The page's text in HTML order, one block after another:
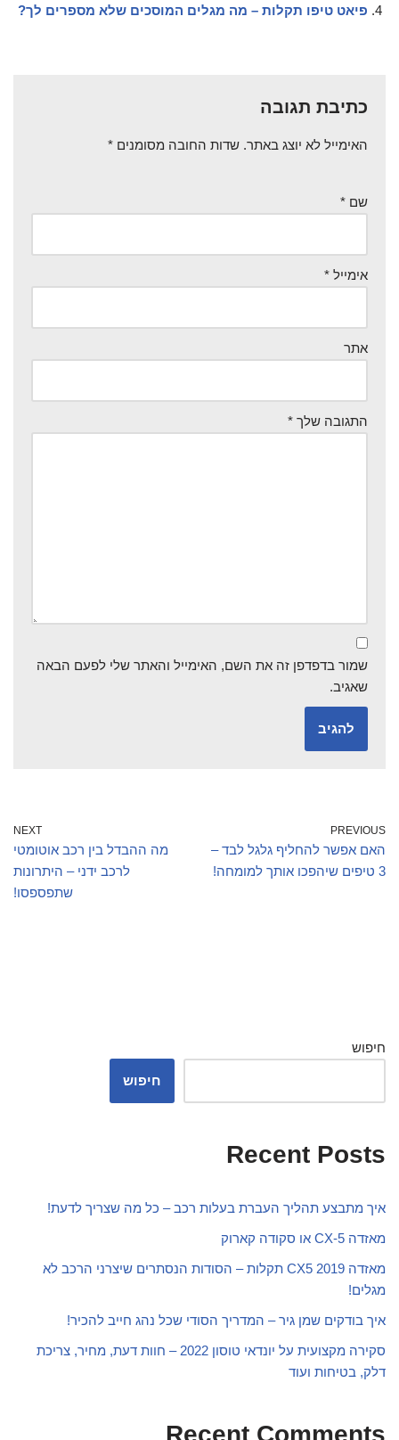
פיאט טיפו תקלות – מה מגלים המוסכים שלא מספרים לך?
כתיבת תגובה
האימייל לא יוצג באתר. שדות החובה מסומנים *
שם *
אימייל *
אתר
התגובה שלך *
שמור בדפדפן זה את השם, האימייל והאתר שלי לפעם הבאה
שאגיב.
PREVIOUS
האם אפשר להחליף גלגל לבד –
3 טיפים שיהפכו אותך למומחה!
NEXT
מה ההבדל בין רכב אוטומטי
לרכב ידני – היתרונות
שתפספסו!
חיפוש
חיפוש
Recent Posts
איך מתבצע תהליך העברת בעלות רכב – כל מה שצריך לדעת!
מאזדה CX-5 או סקודה קארוק
מאזדה CX5 2019 תקלות – הסודות הנסתרים שיצרני הרכב לא
מגלים!
איך בודקים שמן גיר – המדריך הסודי שכל נהג חייב להכיר!
סקירה מקצועית על יונדאי טוסון 2022 – חוות דעת, מחיר, צריכת
דלק, בטיחות ועוד
Recent Comments